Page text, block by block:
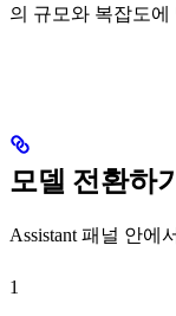
의 규모와 복잡도
모델 전환하기
Assistant 패널 안에
1